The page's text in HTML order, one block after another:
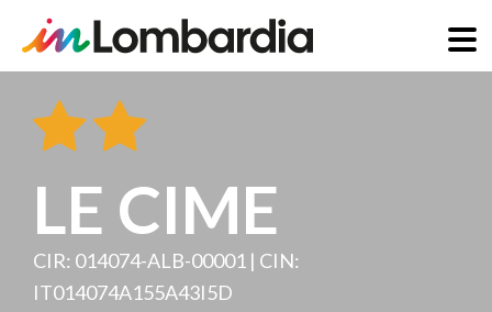
zum
Inhalt
LE CIME
CIR: 014074-ALB-00001 | CIN:
IT014074A155A43I5D